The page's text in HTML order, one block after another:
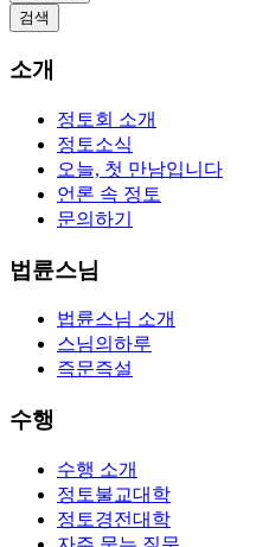
검색
소개
정토회 소개
정토소식
오늘, 첫 만남입니다
언론 속 정토
문의하기
법륜스님
법륜스님 소개
스님의하루
즉문즉설
수행
수행 소개
정토불교대학
정토경전대학